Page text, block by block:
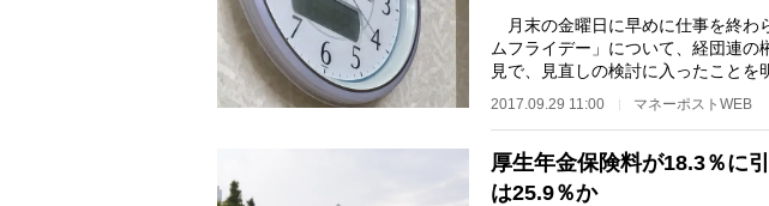
月末の金曜日に早めに仕事を終わ
ムフライデー」について、経団連
見で、見直しの検討に入ったこと
2017.09.29 11:00 マネーポストWEB
厚生年金保険料が18.3％に
は25.9％か